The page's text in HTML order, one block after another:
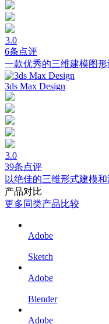
3.0
6条点评
一款优秀的三维建模图形
3ds Max Design
3.0
39条点评
以绝佳的三维形式建模
产品对比
更多同类产品比较
Adobe
Sketch
Adobe
Blender
Adobe